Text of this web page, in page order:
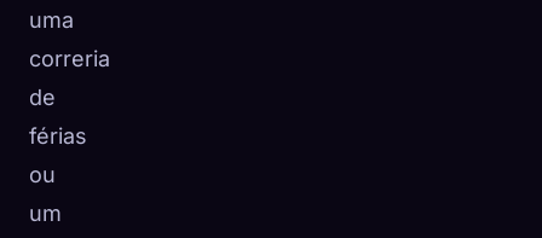
uma
correria
de
férias
ou
um